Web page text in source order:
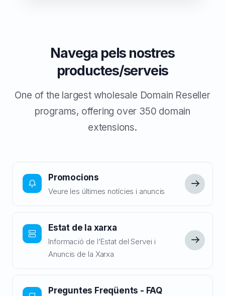
Navega pels nostres
productes/serveis
One of the largest wholesale Domain Reseller
programs, offering over 350 domain
extensions.
Promocions
Veure les últimes notícies i anuncis
Estat de la xarxa
Informació de l'Estat del Servei i
Anuncis de la Xarxa
Preguntes Freqüents - FAQ